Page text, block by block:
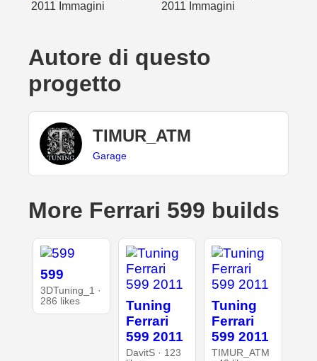
Autore di questo
progetto
TIMUR_ATM
Garage
More Ferrari 599 builds
599
3DTuning_1 ·
286 likes
Tuning
Ferrari
599 2011
DavitS · 123
Tuning
Ferrari
599 2011
TIMUR_ATM